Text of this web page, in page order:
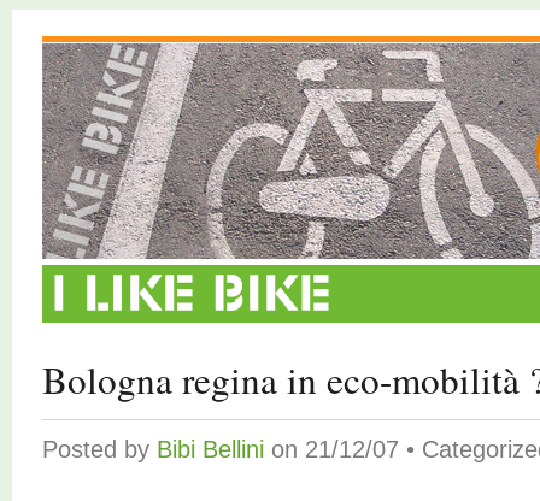
Bologna regina in eco-mobilità
Posted by Bibi Bellini on 21/12/07 •